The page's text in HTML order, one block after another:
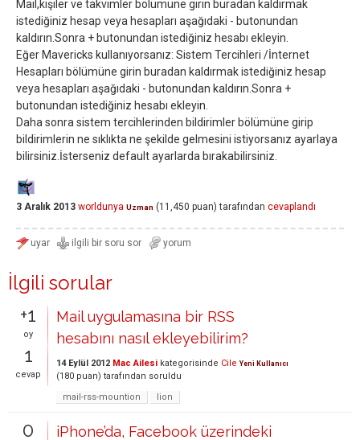
Mail,kişiler ve takvimler bölümüne girin buradan kaldırmak
istediğiniz hesap veya hesapları aşağıdaki - butonundan
kaldırın.Sonra + butonundan istediğiniz hesabı ekleyin.
Eğer Mavericks kullanıyorsanız: Sistem Tercihleri /İnternet
Hesapları bölümüne girin buradan kaldırmak istediğiniz hesap
veya hesapları aşağıdaki - butonundan kaldırın.Sonra +
butonundan istediğiniz hesabı ekleyin.
Daha sonra sistem tercihlerinden bildirimler bölümüne girip
bildirimlerin ne sıklıkta ne şekilde gelmesini istiyorsanız ayarlaya
bilirsiniz.İsterseniz default ayarlarda bırakabilirsiniz.
3 Aralık 2013 worldunya Uzman (11,450 puan) tarafından cevaplandı
İlgili sorular
+1
oy
1
cevap
Mail uygulamasına bir RSS
hesabını nasıl ekleyebilirim?
14 Eylül 2012 Mac Ailesi kategorisinde Cile Yeni Kullanıcı
(180 puan) tarafından soruldu
mail-rss-mountion
lion
0 iPhone’da, Facebook üzerindeki